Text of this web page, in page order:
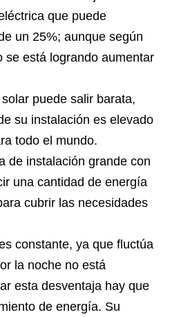
que puede
un 25%; aunque según
se está logrando aumentar
puede salir barata,
su instalación es elevado
todo el mundo.
de instalación grande con
una cantidad de energía
cubrir las necesidades
constante, ya que fluctúa
la noche no está
esta desventaja hay que
de energía. Su